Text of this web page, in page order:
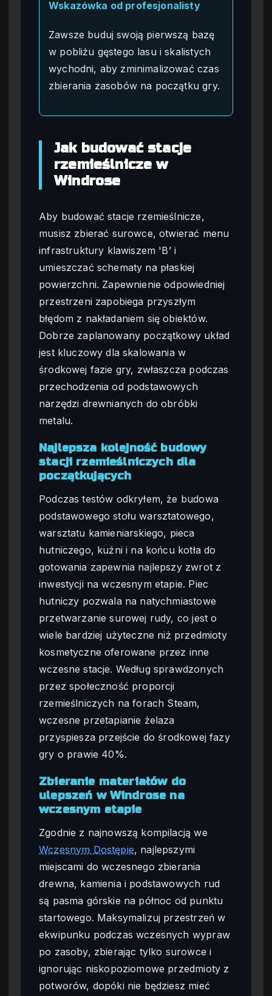
Wskazówka od profesjonalisty
Zawsze buduj swoją pierwszą bazę
w pobliżu gęstego lasu i skalistych
wychodni, aby zminimalizować czas
zbierania zasobów na początku gry.
Jak budować stacje
rzemieślnicze w
Windrose
Aby budować stacje rzemieślnicze,
musisz zbierać surowce, otwierać menu
infrastruktury klawiszem 'B’ i
umieszczać schematy na płaskiej
powierzchni. Zapewnienie odpowiedniej
przestrzeni zapobiega przyszłym
błędom z nakładaniem się obiektów.
Dobrze zaplanowany początkowy układ
jest kluczowy dla skalowania w
środkowej fazie gry, zwłaszcza podczas
przechodzenia od podstawowych
narzędzi drewnianych do obróbki
metalu.
Najlepsza kolejność budowy
stacji rzemieślniczych dla
początkujących
Podczas testów odkryłem, że budowa
podstawowego stołu warsztatowego,
warsztatu kamieniarskiego, pieca
hutniczego, kuźni i na końcu kotła do
gotowania zapewnia najlepszy zwrot z
inwestycji na wczesnym etapie. Piec
hutniczy pozwala na natychmiastowe
przetwarzanie surowej rudy, co jest o
wiele bardziej użyteczne niż przedmioty
kosmetyczne oferowane przez inne
wczesne stacje. Według sprawdzonych
przez społeczność proporcji
rzemieślniczych na forach Steam,
wczesne przetapianie żelaza
przyspiesza przejście do środkowej fazy
gry o prawie 40%.
Zbieranie materiałów do
ulepszeń w Windrose na
wczesnym etapie
Zgodnie z najnowszą kompilacją we
Wczesnym Dostępie, najlepszymi
miejscami do wczesnego zbierania
drewna, kamienia i podstawowych rud
są pasma górskie na północ od punktu
startowego. Maksymalizuj przestrzeń w
ekwipunku podczas wczesnych wypraw
po zasoby, zbierając tylko surowce i
ignorując niskopoziomowe przedmioty z
potworów, dopóki nie będziesz mieć